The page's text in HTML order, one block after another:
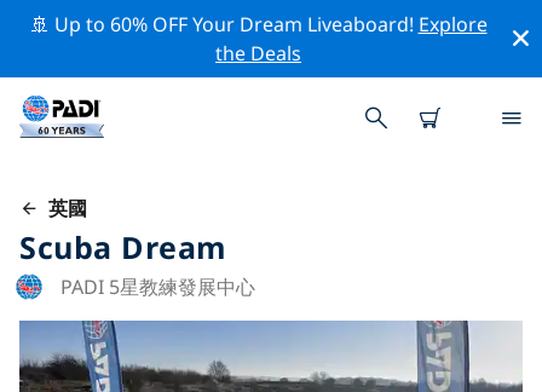
🚢 Up to 60% OFF Your Dream Liveaboard! Explore
the Deals
英國
Scuba Dream
PADI 5星教練發展中心